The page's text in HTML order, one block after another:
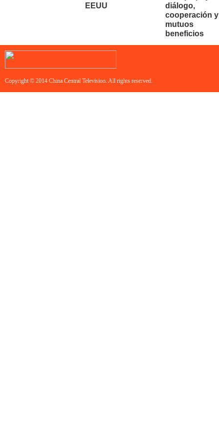
EEUU
diálogo,
cooperación y
mutuos
beneficios
Copyright © 2014 China Central Television. All rights reserved.